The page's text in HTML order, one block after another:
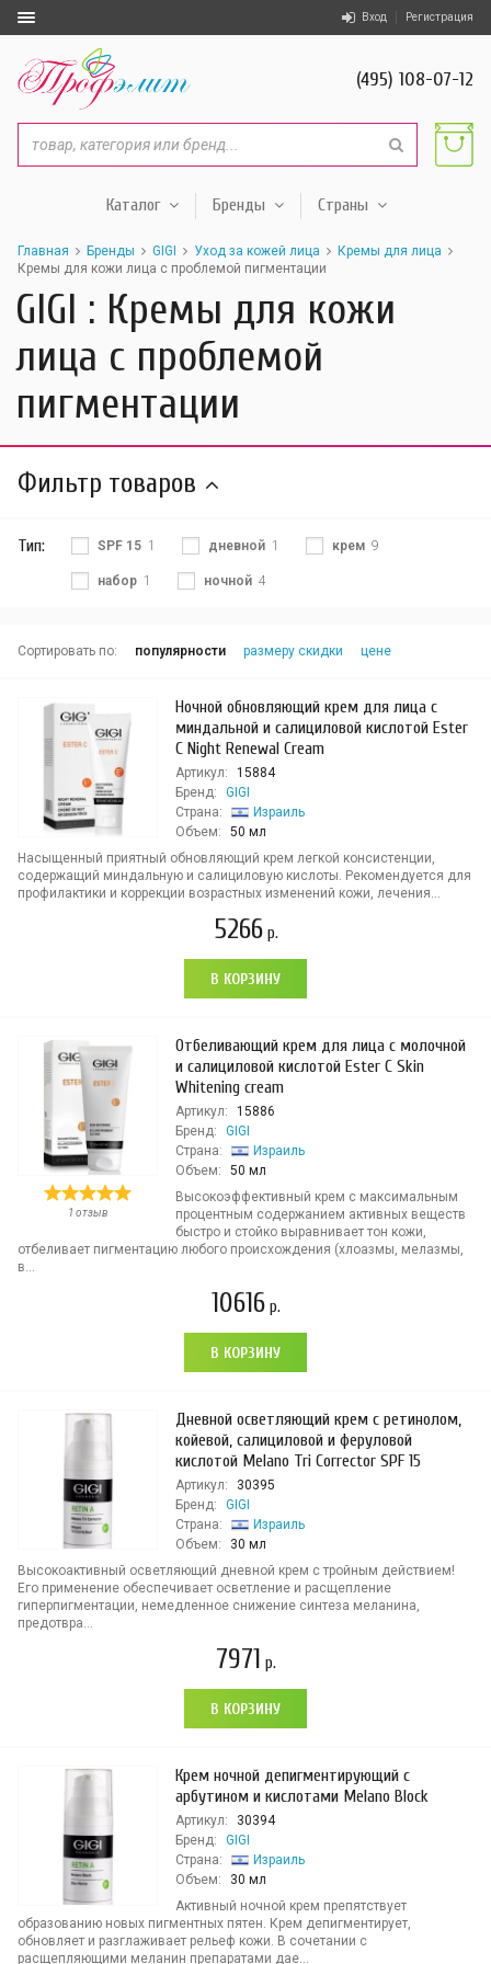
Вход Регистрация
(495) 108-07-12
Каталог Бренды Страны
Главная Бренды GIGI Уход за кожей лица
Кремы для лица
Кремы для кожи лица с проблемой пигментации
GIGI : Кремы для кожи
лица с проблемой
пигментации
Фильтр товаров
Тип: SPF 15 1 дневной 1 крем 9
набор 1 ночной 4
Сортировать по: популярности размеру скидки цене
Ночной обновляющий крем для лица с
миндальной и салициловой кислотой Ester
C Night Renewal Cream
Артикул:
15884
Бренд:
GIGI
Страна:
Израиль
Объем:
50 мл
Насыщенный приятный обновляющий крем легкой консистенции,
содержащий миндальную и салициловую кислоты. Рекомендуется для
профилактики и коррекции возрастных изменений кожи, лечения...
5266р.
В КОРЗИНУ
1 отзыв
Отбеливающий крем для лица с молочной
и салициловой кислотой Ester C Skin
Whitening cream
Артикул:
15886
Бренд:
GIGI
Страна:
Израиль
Объем:
50 мл
Высокоэффективный крем с максимальным
процентным содержанием активных веществ
быстро и стойко выравнивает тон кожи,
отбеливает пигментацию любого происхождения (хлоазмы, мелазмы,
в...
10616р.
В КОРЗИНУ
Дневной осветляющий крем с ретинолом,
койевой, салициловой и феруловой
кислотой Melano Tri Corrector SPF 15
Артикул:
30395
Бренд:
GIGI
Страна:
Израиль
Объем:
30 мл
Высокоактивный осветляющий дневной крем с тройным действием!
Его применение обеспечивает осветление и расщепление
гиперпигментации, немедленное снижение синтеза меланина,
предотвра...
7971 р.
В КОРЗИНУ
Крем ночной депигментирующий с
арбутином и кислотами Melano Block
Артикул:
30394
Бренд:
GIGI
Страна:
Израиль
Объем:
30 мл
Активный ночной крем препятствует
образованию новых пигментных пятен. Крем депигментирует,
обновляет и разглаживает рельеф кожи. В сочетании с
расщепляющими меланин препаратами дае...